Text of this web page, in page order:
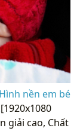
nền em bé
giải cao, Chất